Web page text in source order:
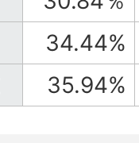
34.44%
35.94%